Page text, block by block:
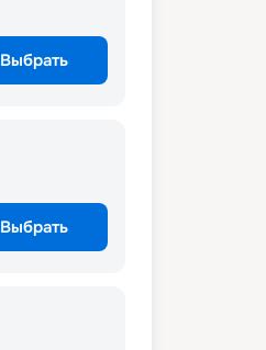
Выбрать
Выбрать